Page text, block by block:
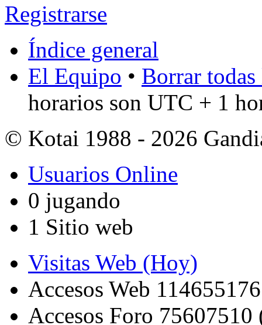
Registrarse
Índice general
El Equipo • Borrar
horarios son UTC + 1
© Kotai 1988 - 2026
Usuarios Online
0 jugando
1 Sitio web
Visitas Web (Hoy)
Accesos Web
Accesos Foro 75607510